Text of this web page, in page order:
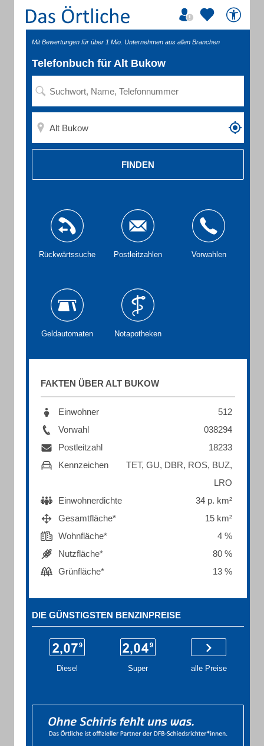
Mit Bewertungen für über 1 Mio. Unternehmen aus allen Branchen
Telefonbuch für Alt Bukow
FINDEN
Rückwärtssuche Postleitzahlen Vorwahlen
Geldautomaten Notapotheken
FAKTEN ÜBER ALT BUKOW
Einwohner
512
Vorwahl
038294
Postleitzahl
18233
Kennzeichen
TET, GU, DBR, ROS, BUZ,
LRO
Einwohnerdichte
34 p. km²
Gesamtfläche*
15 km²
Wohnfläche*
4 %
Nutzfläche*
80 %
Grünfläche*
13 %
DIE GÜNSTIGSTEN BENZINPREISE
Diesel Super alle Preise